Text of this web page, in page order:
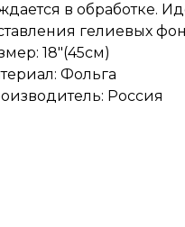
в обработке.
гелиевых
18"(45см)
Фольга
Россия